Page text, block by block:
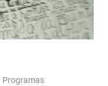
Programas